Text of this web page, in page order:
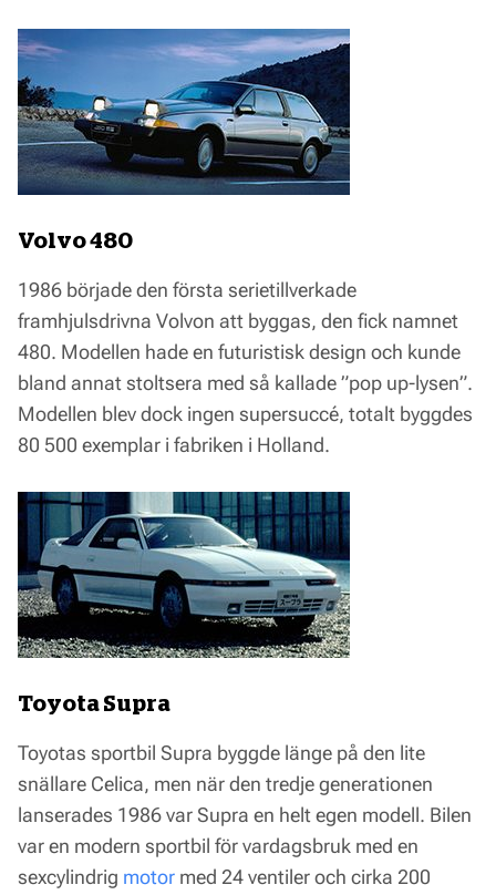
Volvo 480
1986 började den första serietillverkade
framhjulsdrivna Volvon att byggas, den fick namnet
480. Modellen hade en futuristisk design och kunde
bland annat stoltsera med så kallade ”pop up-lysen”.
Modellen blev dock ingen supersuccé, totalt byggdes
80 500 exemplar i fabriken i Holland.
Toyota Supra
Toyotas sportbil Supra byggde länge på den lite
snällare Celica, men när den tredje generationen
lanserades 1986 var Supra en helt egen modell. Bilen
var en modern sportbil för vardagsbruk med en
sexcylindrig motor med 24 ventiler och cirka 200